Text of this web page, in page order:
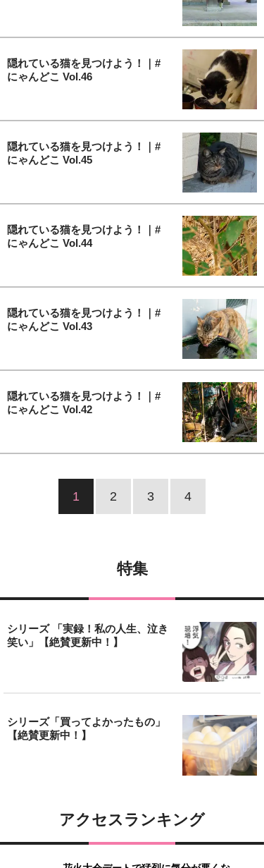
隠れている猫を見つけよう！｜#
にゃんどこ Vol.46
隠れている猫を見つけよう！｜#
にゃんどこ Vol.45
隠れている猫を見つけよう！｜#
にゃんどこ Vol.44
隠れている猫を見つけよう！｜#
にゃんどこ Vol.43
隠れている猫を見つけよう！｜#
にゃんどこ Vol.42
1 2 3 4
特集
シリーズ 「実録！私の人生、泣き
笑い」【絶賛更新中！】
シリーズ「買ってよかったもの」
【絶賛更新中！】
アクセスランキング